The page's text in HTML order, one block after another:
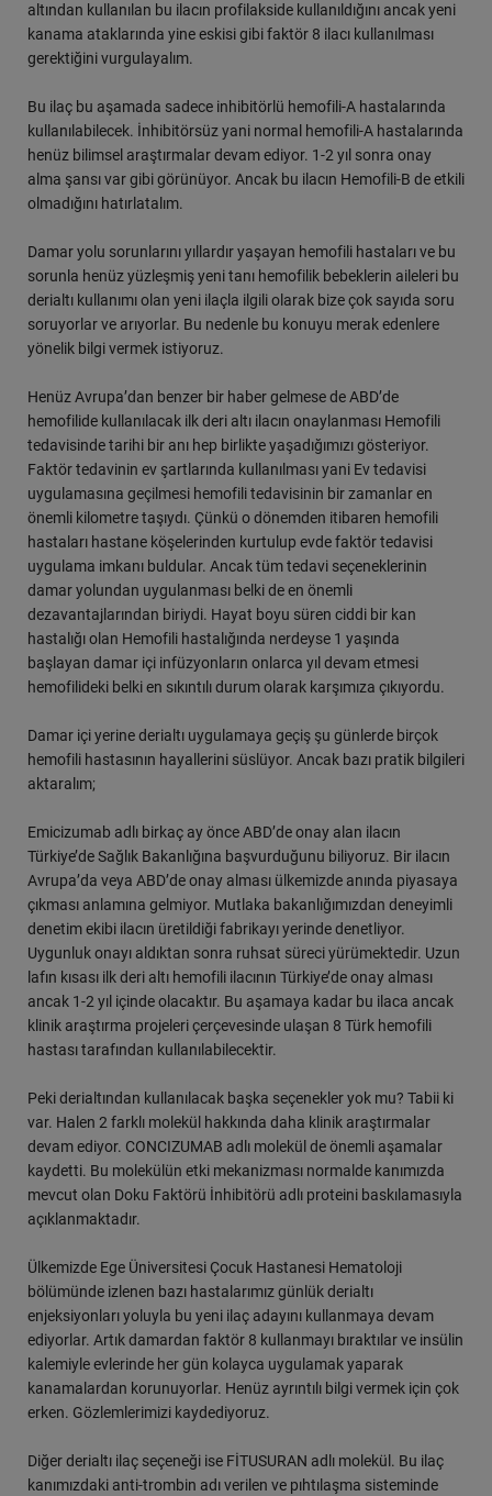
altından kullanılan bu ilacın profilakside kullanıldığını ancak yeni
kanama ataklarında yine eskisi gibi faktör 8 ilacı kullanılması
gerektiğini vurgulayalım.
Bu ilaç bu aşamada sadece inhibitörlü hemofili-A hastalarında
kullanılabilecek. İnhibitörsüz yani normal hemofili-A hastalarında
henüz bilimsel araştırmalar devam ediyor. 1-2 yıl sonra onay
alma şansı var gibi görünüyor. Ancak bu ilacın Hemofili-B de etkili
olmadığını hatırlatalım.
Damar yolu sorunlarını yıllardır yaşayan hemofili hastaları ve bu
sorunla henüz yüzleşmiş yeni tanı hemofilik bebeklerin aileleri bu
derialtı kullanımı olan yeni ilaçla ilgili olarak bize çok sayıda soru
soruyorlar ve arıyorlar. Bu nedenle bu konuyu merak edenlere
yönelik bilgi vermek istiyoruz.
Henüz Avrupa’dan benzer bir haber gelmese de ABD’de
hemofilide kullanılacak ilk deri altı ilacın onaylanması Hemofili
tedavisinde tarihi bir anı hep birlikte yaşadığımızı gösteriyor.
Faktör tedavinin ev şartlarında kullanılması yani Ev tedavisi
uygulamasına geçilmesi hemofili tedavisinin bir zamanlar en
önemli kilometre taşıydı. Çünkü o dönemden itibaren hemofili
hastaları hastane köşelerinden kurtulup evde faktör tedavisi
uygulama imkanı buldular. Ancak tüm tedavi seçeneklerinin
damar yolundan uygulanması belki de en önemli
dezavantajlarından biriydi. Hayat boyu süren ciddi bir kan
hastalığı olan Hemofili hastalığında nerdeyse 1 yaşında
başlayan damar içi infüzyonların onlarca yıl devam etmesi
hemofilideki belki en sıkıntılı durum olarak karşımıza çıkıyordu.
Damar içi yerine derialtı uygulamaya geçiş şu günlerde birçok
hemofili hastasının hayallerini süslüyor. Ancak bazı pratik bilgileri
aktaralım;
Emicizumab adlı birkaç ay önce ABD’de onay alan ilacın
Türkiye’de Sağlık Bakanlığına başvurduğunu biliyoruz. Bir ilacın
Avrupa’da veya ABD’de onay alması ülkemizde anında piyasaya
çıkması anlamına gelmiyor. Mutlaka bakanlığımızdan deneyimli
denetim ekibi ilacın üretildiği fabrikayı yerinde denetliyor.
Uygunluk onayı aldıktan sonra ruhsat süreci yürümektedir. Uzun
lafın kısası ilk deri altı hemofili ilacının Türkiye’de onay alması
ancak 1-2 yıl içinde olacaktır. Bu aşamaya kadar bu ilaca ancak
klinik araştırma projeleri çerçevesinde ulaşan 8 Türk hemofili
hastası tarafından kullanılabilecektir.
Peki derialtından kullanılacak başka seçenekler yok mu? Tabii ki
var. Halen 2 farklı molekül hakkında daha klinik araştırmalar
devam ediyor. CONCIZUMAB adlı molekül de önemli aşamalar
kaydetti. Bu molekülün etki mekanizması normalde kanımızda
mevcut olan Doku Faktörü İnhibitörü adlı proteini baskılamasıyla
açıklanmaktadır.
Ülkemizde Ege Üniversitesi Çocuk Hastanesi Hematoloji
bölümünde izlenen bazı hastalarımız günlük derialtı
enjeksiyonları yoluyla bu yeni ilaç adayını kullanmaya devam
ediyorlar. Artık damardan faktör 8 kullanmayı bıraktılar ve insülin
kalemiyle evlerinde her gün kolayca uygulamak yaparak
kanamalardan korunuyorlar. Henüz ayrıntılı bilgi vermek için çok
erken. Gözlemlerimizi kaydediyoruz.
Diğer derialtı ilaç seçeneği ise FİTUSURAN adlı molekül. Bu ilaç
kanımızdaki anti-trombin adı verilen ve pıhtılaşma sisteminde